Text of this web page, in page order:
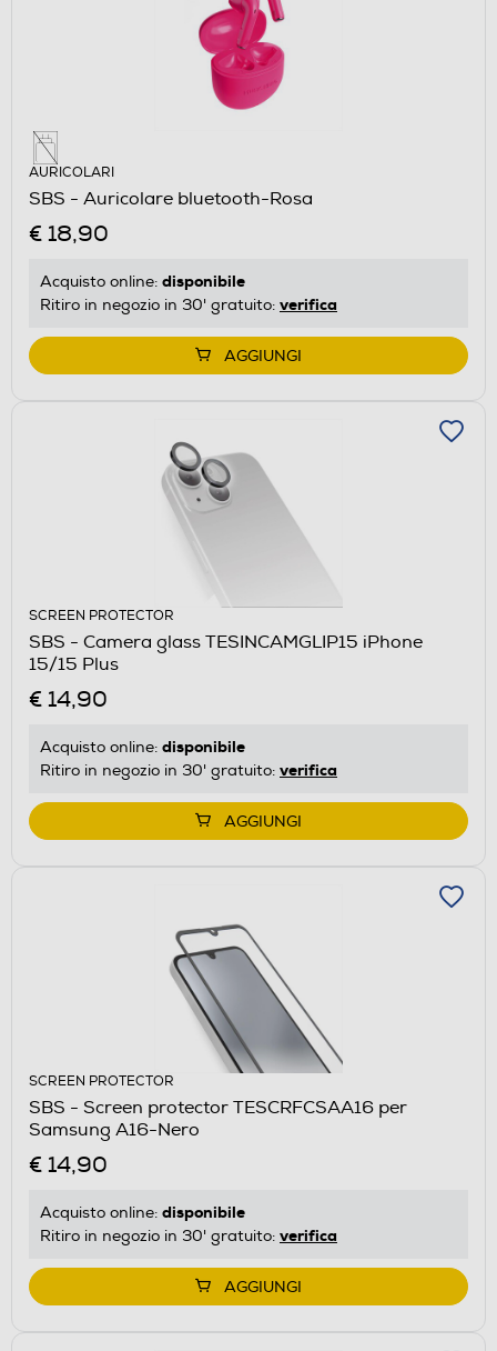
AURICOLARI
SBS - Auricolare bluetooth-Rosa
€ 18,90
Acquisto online: disponibile
Ritiro in negozio in 30' gratuito: verifica
AGGIUNGI
SCREEN PROTECTOR
SBS - Camera glass TESINCAMGLIP15 iPhone
15/15 Plus
€ 14,90
Acquisto online: disponibile
Ritiro in negozio in 30' gratuito: verifica
AGGIUNGI
SCREEN PROTECTOR
SBS - Screen protector TESCRFCSAA16 per
Samsung A16-Nero
€ 14,90
Acquisto online: disponibile
Ritiro in negozio in 30' gratuito: verifica
AGGIUNGI